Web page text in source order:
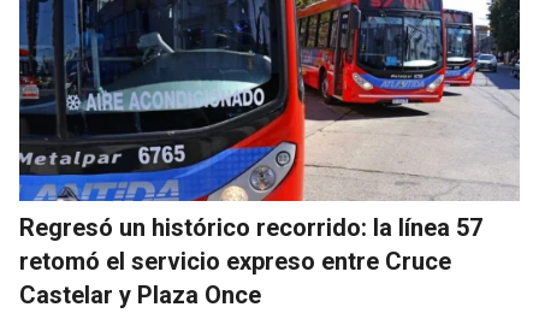
Regresó un histórico recorrido: la línea 57
retomó el servicio expreso entre Cruce
Castelar y Plaza Once